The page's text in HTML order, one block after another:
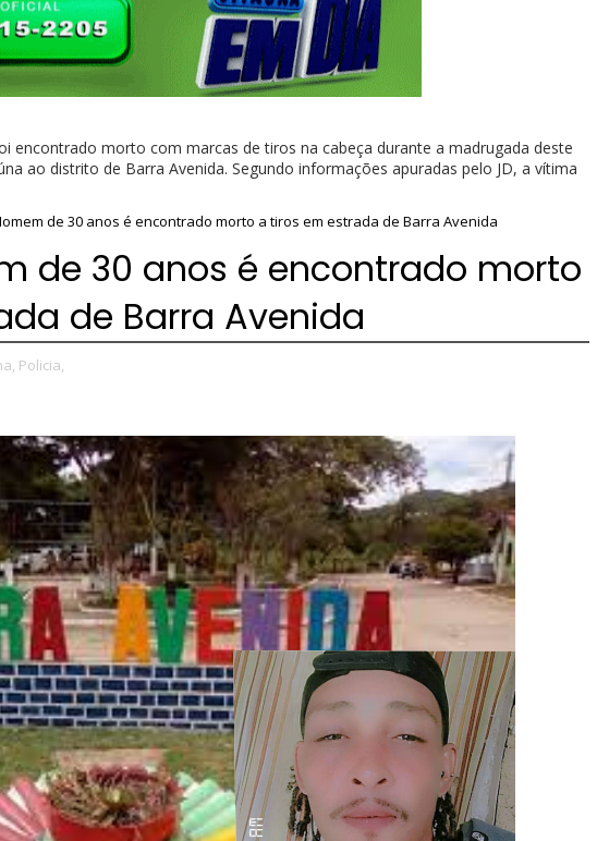
encontrado morto com marcas de tiros na cabeça durante a madrugada deste
ao distrito de Barra Avenida. Segundo informações apuradas pelo JD, a vítima
de 30 anos é encontrado morto a tiros em estrada de Barra Avenida
de 30 anos é encontrado morto
de Barra Avenida
Policia,